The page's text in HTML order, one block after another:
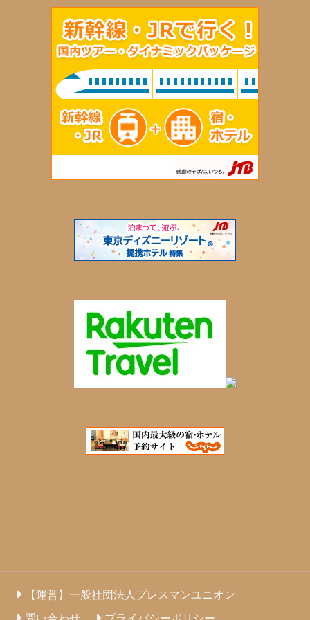
【運営】一般社団法人プレスマンユニオン